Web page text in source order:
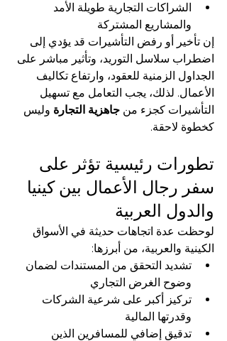
الشراكات التجارية طويلة الأمد
والمشاريع المشتركة
إن تأخير أو رفض التأشيرات قد يؤدي إلى
اضطراب سلاسل التوريد، وتأثير مباشر على
الجداول الزمنية للعقود، وارتفاع تكاليف
الأعمال. لذلك، يجب التعامل مع تسهيل
التأشيرات كجزء من جاهزية التجارة وليس
كخطوة لاحقة.
تطورات رئيسية تؤثر على
سفر رجال الأعمال بين كينيا
والدول العربية
لوحظت عدة اتجاهات حديثة في الأسواق
الكينية والعربية، من أبرزها:
تشديد التحقق من المستندات لضمان
وضوح الغرض التجاري
تركيز أكبر على شرعية الشركات
وقدرتها المالية
تدقيق إضافي للمسافرين الذين